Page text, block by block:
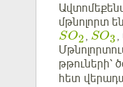
մթնոլորտ
SO2, SO3,
թթուների՝
հետ